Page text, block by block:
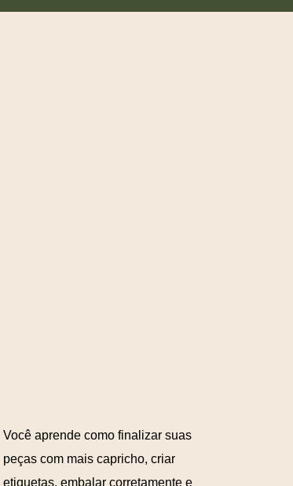
Você aprende como finalizar suas
peças com mais capricho, criar
etiquetas, embalar corretamente e